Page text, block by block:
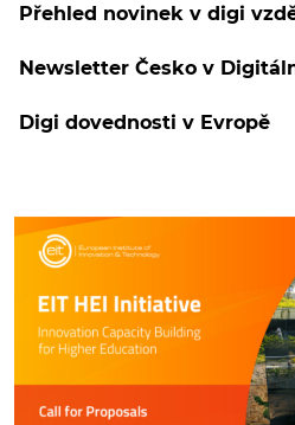
Přehled novinek v digi
Newsletter Česko v
Digi dovednosti v Evropě